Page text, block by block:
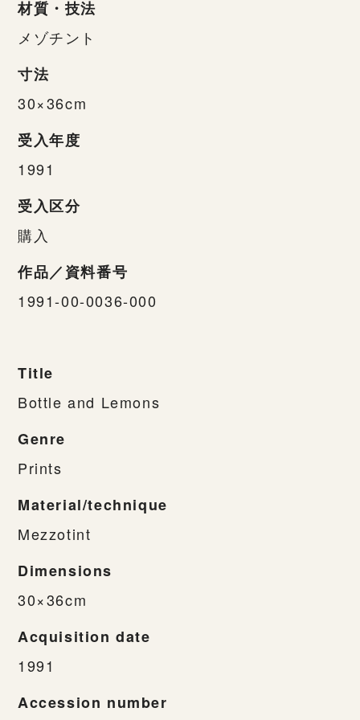
材質・技法
メゾチント
寸法
30×36cm
受入年度
1991
受入区分
購入
作品／資料番号
1991-00-0036-000
Title
Bottle and Lemons
Genre
Prints
Material/technique
Mezzotint
Dimensions
30×36cm
Acquisition date
1991
Accession number